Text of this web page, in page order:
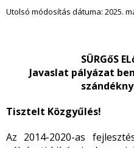
Utolsó módosítás dátuma: 2025.
SÜRGőS
Javaslat pályázat
Tisztelt Közgyűlés!
Az 2014-2020-as